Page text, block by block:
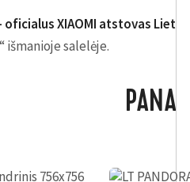
XIAOMI atstovas
išmanioje salelėje.